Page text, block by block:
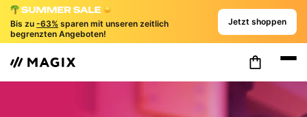
Bis zu -63% sparen mit unseren zeitlich
begrenzten Angeboten!
Jetzt shoppen